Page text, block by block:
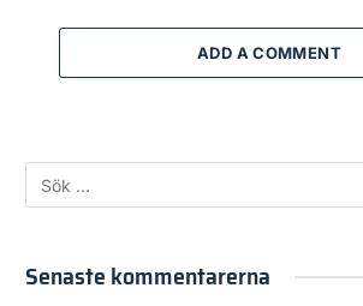
ADD A COMMENT
Senaste kommentarerna